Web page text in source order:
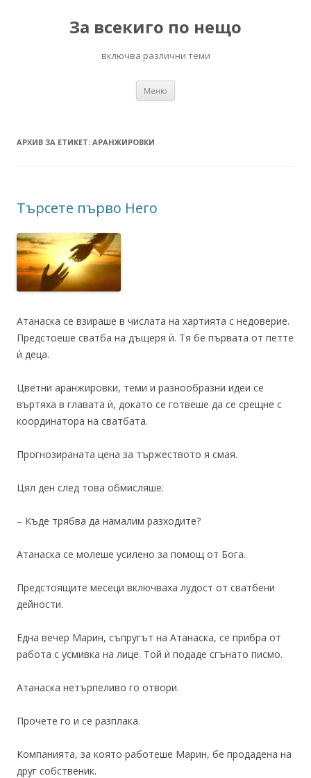
За всекиго по нещо
включва различни теми
Меню
АРХИВ ЗА ЕТИКЕТ: АРАНЖИРОВКИ
Търсете първо Него
Атанаска се взираше в числата на хартията с недоверие.
Предстоеше сватба на дъщеря ѝ. Тя бе първата от петте
ѝ деца.
Цветни аранжировки, теми и разнообразни идеи се
въртяха в главата ѝ, докато се готвеше да се срещне с
координатора на сватбата.
Прогнозираната цена за тържеството я смая.
Цял ден след това обмисляше:
– Къде трябва да намалим разходите?
Атанаска се молеше усилено за помощ от Бога.
Предстоящите месеци включваха лудост от сватбени
дейности.
Една вечер Марин, съпругът на Атанаска, се прибра от
работа с усмивка на лице. Той ѝ подаде сгънато писмо.
Атанаска нетърпеливо го отвори.
Прочете го и се разплака.
Компанията, за която работеше Марин, бе продадена на
друг собственик.